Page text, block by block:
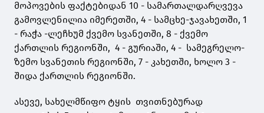
მოპოვების ფაქტებიდან 10 - სამართალდარღვევა
გამოვლენილია იმერეთში, 4 - სამცხე-ჯავახეთში, 1
- რაჭა -ლეჩხუმ ქვემო სვანეთში, 8 - ქვემო
ქართლის რეგიონში, 4 - გურიაში, 4 - სამეგრელო-
ზემო სვანეთის რეგიონში, 7 - კახეთში, ხოლო 3 -
შიდა ქართლის რეგიონში.
ასევე, სახელმწიფო ტყის თვითნებურად